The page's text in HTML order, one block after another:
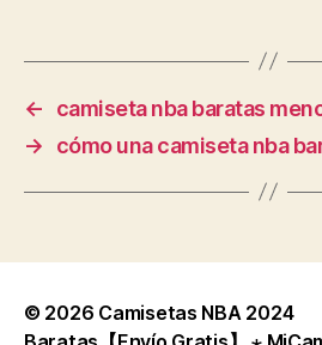
←
camiseta nba baratas
→
cómo una camiseta nba
© 2026 Camisetas NBA 2024